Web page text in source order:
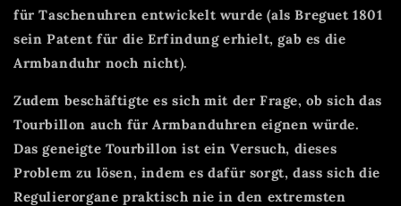
für Taschenuhren entwickelt wurde (als Breguet 1801
sein Patent für die Erfindung erhielt, gab es die
Armbanduhr noch nicht).
Zudem beschäftigte es sich mit der Frage, ob sich das
Tourbillon auch für Armbanduhren eignen würde.
Das geneigte Tourbillon ist ein Versuch, dieses
Problem zu lösen, indem es dafür sorgt, dass sich die
Regulierorgane praktisch nie in den extremsten